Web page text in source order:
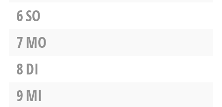
6SO
7MO
8DI
9MI